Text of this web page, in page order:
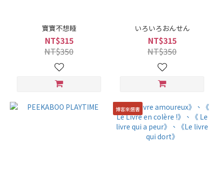
寶寶不想睡
NT$315
NT$350
いろいろおんせん
NT$315
NT$350
博客來選書